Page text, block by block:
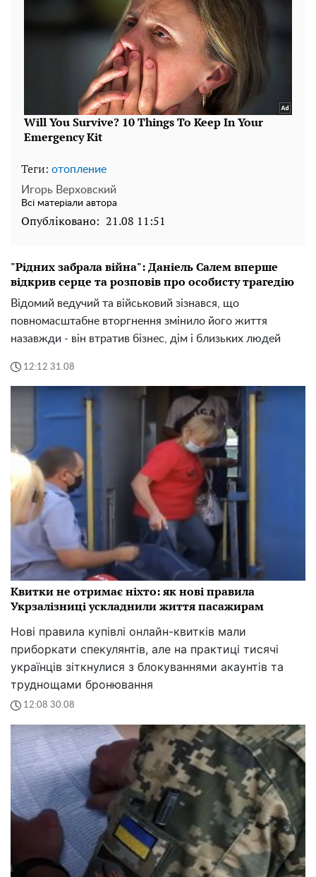
Теги: отопление
Игорь Верховский
Всі матеріали автора
Опубліковано: 21.08 11:51
"Рідних забрала війна": Даніель Салем вперше
відкрив серце та розповів про особисту трагедію
Відомий ведучий та військовий зізнався, що
повномасштабне вторгнення змінило його життя
назавжди - він втратив бізнес, дім і близьких людей
12:12 31.08
Квитки не отримає ніхто: як нові правила
Укрзалізниці ускладнили життя пасажирам
Нові правила купівлі онлайн-квитків мали
приборкати спекулянтів, але на практиці тисячі
українців зіткнулися з блокуваннями акаунтів та
труднощами бронювання
12:08 30.08